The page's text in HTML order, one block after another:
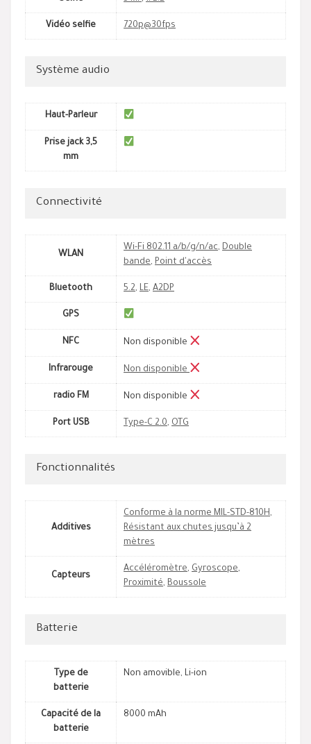
Vidéo selfie 720p@30fps
Système audio
Haut-Parleur
Prise jack 3,5
mm
Connectivité
WLAN
Wi-Fi 802.11 a/b/g/n/ac, Double
bande, Point d'accès
Bluetooth 5.2, LE, A2DP
GPS
NFC Non disponible
Infrarouge Non disponible
radio FM Non disponible
Port USB Type-C 2.0, OTG
Fonctionnalités
Additives
Conforme à la norme MIL-STD-810H,
Résistant aux chutes jusqu’à 2
mètres
Capteurs
Accéléromètre, Gyroscope,
Proximité, Boussole
Batterie
Type de
batterie
Non amovible, Li-ion
Capacité de la
batterie
8000 mAh